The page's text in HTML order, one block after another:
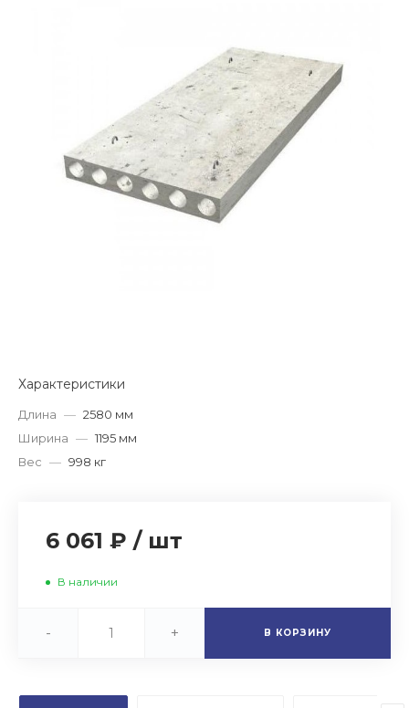
Характеристики
Длина — 2580 мм
Ширина — 1195 мм
Вес — 998 кг
6 061 ₽ / шт
В наличии
- + В КОРЗИНУ